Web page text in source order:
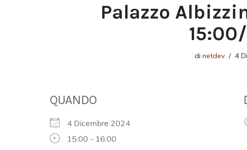
Palazzo
di netdev 4
QUANDO
4 Dicembre 2024
15:00 - 16:00